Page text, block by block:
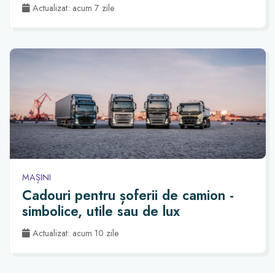
Actualizat: acum 7 zile
MAȘINI
Cadouri pentru șoferii de camion -
simbolice, utile sau de lux
Actualizat: acum 10 zile